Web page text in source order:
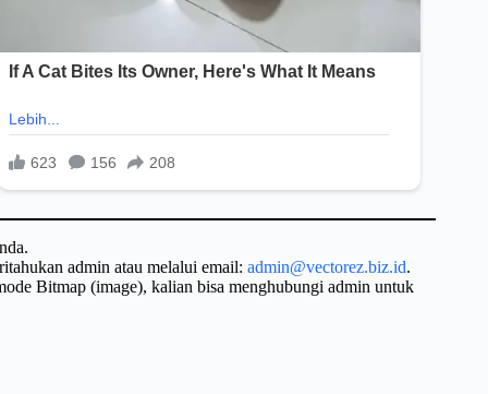
admin atau melalui email: admin@vectorez.biz.id.
Bitmap (image), kalian bisa menghubungi admin untuk